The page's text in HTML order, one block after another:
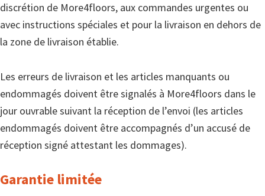
discrétion de More4floors, aux commandes urgentes ou
avec instructions spéciales et pour la livraison en dehors de
la zone de livraison établie.
Les erreurs de livraison et les articles manquants ou
endommagés doivent être signalés à More4floors dans le
jour ouvrable suivant la réception de l’envoi (les articles
endommagés doivent être accompagnés d’un accusé de
réception signé attestant les dommages).
Garantie limitée